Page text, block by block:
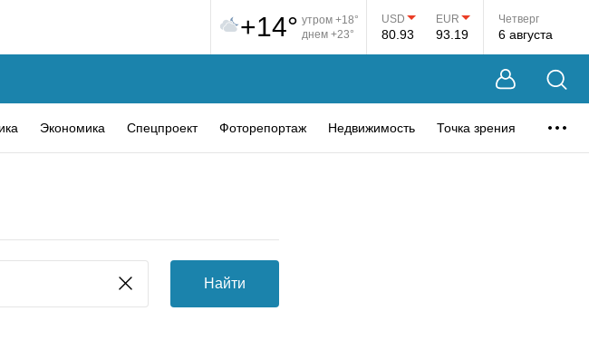
+14° утром +18°
днем +23°
USD
80.93
EUR
93.19
Четверг
6 августа
Экономика Спецпроект Фоторепортаж Недвижимость Точка зрения
Найти